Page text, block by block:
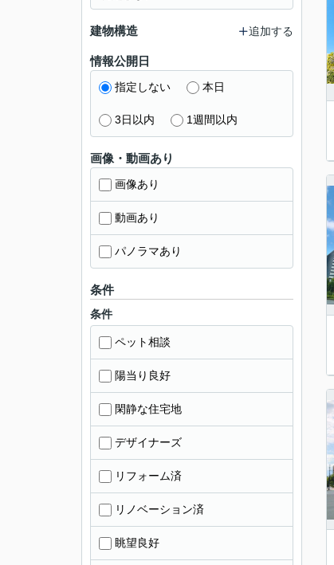
建物構造 追加する
情報公開日
指定しない 本日
3日以内 1週間以内
画像・動画あり
画像あり
動画あり
パノラマあり
条件
条件
ペット相談
陽当り良好
閑静な住宅地
デザイナーズ
リフォーム済
リノベーション済
眺望良好